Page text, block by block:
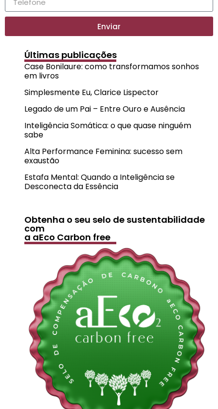
Enviar
Últimas publicações
Case Bonilaure: como transformamos sonhos
em livros
Simplesmente Eu, Clarice Lispector
Legado de um Pai – Entre Ouro e Ausência
Inteligência Somática: o que quase ninguém
sabe
Alta Performance Feminina: sucesso sem
exaustão
Estafa Mental: Quando a Inteligência se
Desconecta da Essência
Obtenha o seu selo de sustentabilidade
com
a aEco Carbon free